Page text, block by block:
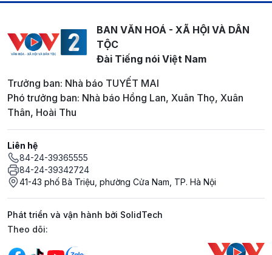
BAN VĂN HOÁ - XÃ HỘI VÀ DÂN
TỘC
Đài Tiếng nói Việt Nam
Trưởng ban: Nhà báo TUYẾT MAI
Phó trưởng ban: Nhà báo Hồng Lan, Xuân Thọ, Xuân
Thân, Hoài Thu
Liên hệ
84-24-39365555
84-24-39342724
41-43 phố Bà Triệu, phường Cửa Nam, TP. Hà Nội
Phát triển và vận hành bởi SolidTech
Mạng xã hội
Theo dõi: